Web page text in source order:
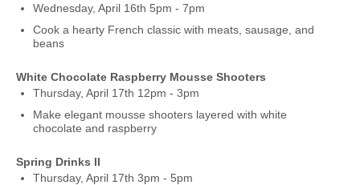
Wednesday, April 16th 5pm - 7pm
Cook a hearty French classic with meats, sausage, and
beans
White Chocolate Raspberry Mousse Shooters
Thursday, April 17th 12pm - 3pm
Make elegant mousse shooters layered with white
chocolate and raspberry
Spring Drinks II
Thursday, April 17th 3pm - 5pm